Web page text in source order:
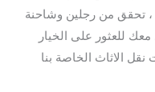
، تحقق من رجلين وشاحنة
للعثور على الخيار
الاثاث الخاصة بنا